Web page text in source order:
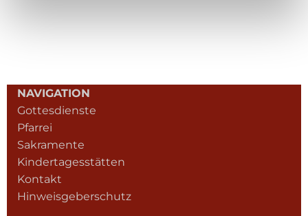
NAVIGATION
Gottesdienste
Pfarrei
Sakramente
Kindertagesstätten
Kontakt
Hinweisgeberschutz